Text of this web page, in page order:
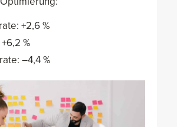
+2,6 %
%
–4,4 %